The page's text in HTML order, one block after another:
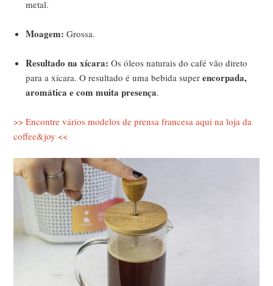
metal.
Moagem: Grossa.
Resultado na xícara: Os óleos naturais do café vão direto
para a xícara. O resultado é uma bebida superencorpada,
aromática e com muita presença.
>> Encontre vários modelos de prensa francesa aqui na loja da
coffee&joy <<